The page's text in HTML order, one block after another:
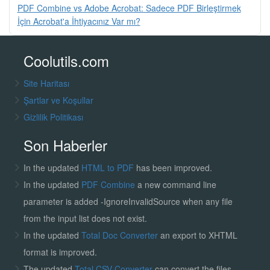
PDF Combine vs Adobe Acrobat: Sadece PDF Birleştirmek
İçin Acrobat'a İhtiyacınız Var mı?
Coolutils.com
Site Haritası
Şartlar ve Koşullar
Gizlilik Politikası
Son Haberler
In the updated HTML to PDF has been improved.
In the updated PDF Combine a new command line
parameter is added -IgnoreInvalidSource when any file
from the input list does not exist.
In the updated Total Doc Converter an export to XHTML
format is improved.